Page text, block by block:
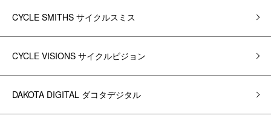
CYCLE SMITHS サイクルスミス
CYCLE VISIONS サイクルビジョン
DAKOTA DIGITAL ダコタデジタル